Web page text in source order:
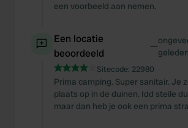
een voorbeeld aan nemen.
Een locatie
beoordeeld
—geleden
Sitecode: 22980
Prima camping. Super sanitair. Je
plaats op in de duinen. Idd steile
maar dan heb je ook een prima